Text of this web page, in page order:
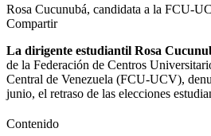
Rosa Cucunubá, candidata a la FCU-
Compartir
La dirigente estudiantil Rosa
de la Federación de Centros
Central de Venezuela (FCU-UCV),
junio, el retraso de las elecciones
Contenido